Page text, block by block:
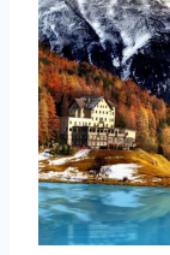
.
I
I
I